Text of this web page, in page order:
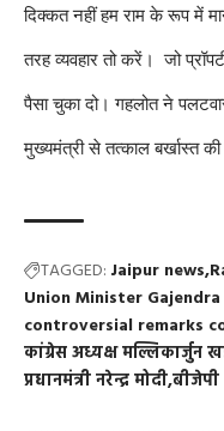
दिक्कत नहीं हम राम के रूप में
तरह व्यवहार तो करें। जो
पैसा चुका दो। गहलोत ने
मुख्यमंत्री से तत्काल बर्खास्त
TAGGED: Jaipur news
Union Minister
controversial remarks
कांग्रेस अध्यक्ष मल्लिकार्जुन
प्रधानमंत्री नरेन्द्र मोदीबीजेपी